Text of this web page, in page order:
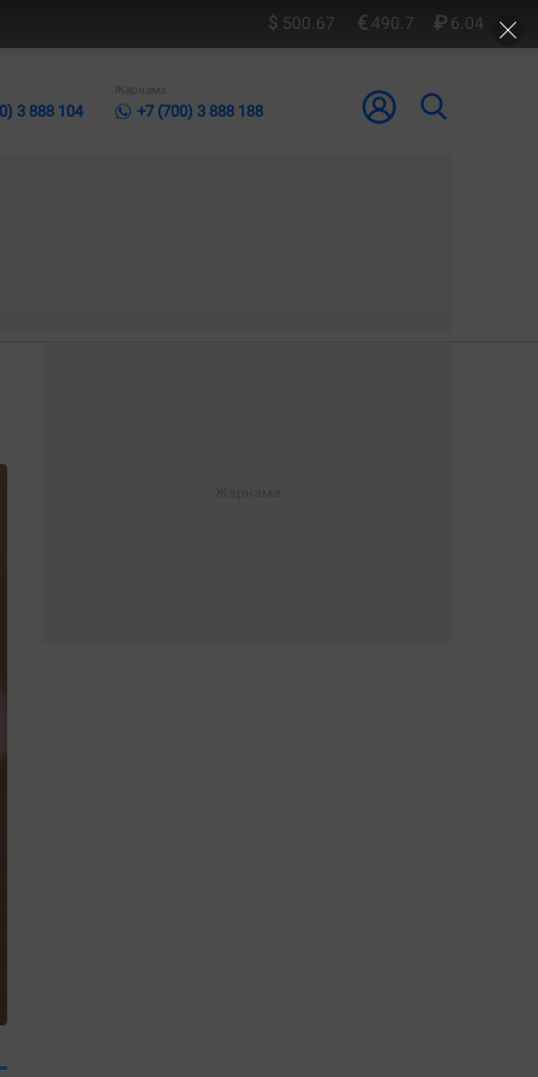
500.67 490.7 6.04
3 888 104
Жарнама
+7 (700) 3 888 188